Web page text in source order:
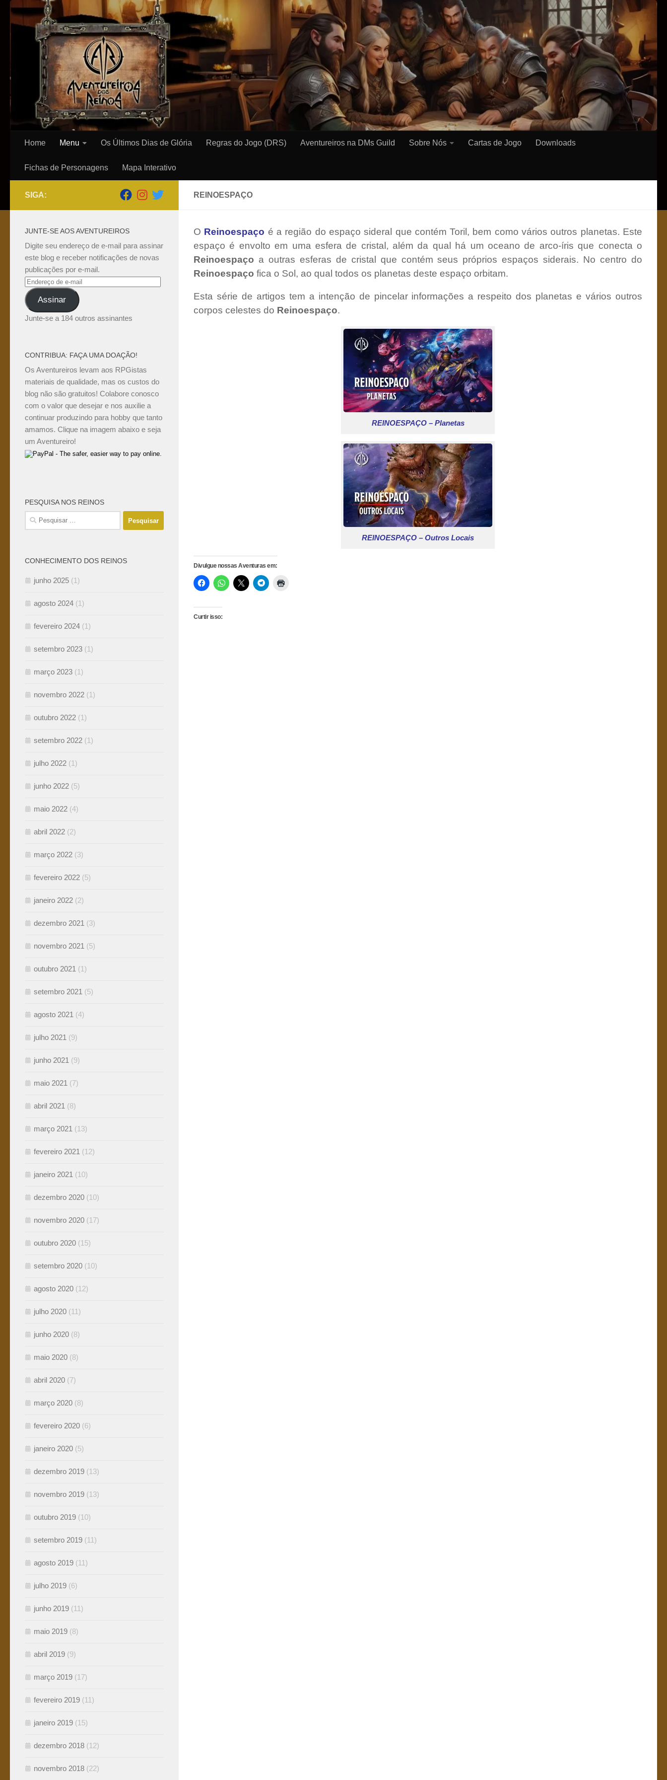
Skip to content
Home Menu Os Últimos Dias de Glória Regras do Jogo (DRS) Aventureiros na DMs Guild Sobre Nós Cartas de Jogo Downloads
Fichas de Personagens Mapa Interativo
REINOESPAÇO
O Reinoespaço é a região do espaço sideral que contém Toril, bem como vários outros planetas. Este
espaço é envolto em uma esfera de cristal, além da qual há um oceano de arco-íris que conecta o
Reinoespaço a outras esferas de cristal que contém seus próprios espaços siderais. No centro do
Reinoespaço fica o Sol, ao qual todos os planetas deste espaço orbitam.
Esta série de artigos tem a intenção de pincelar informações a respeito dos planetas e vários outros
corpos celestes do Reinoespaço.
REINOESPAÇO – Planetas
REINOESPAÇO – Outros Locais
Divulgue nossas Aventuras em:
Curtir isso:
SIGA:
JUNTE-SE AOS AVENTUREIROS
Digite seu endereço de e-mail para assinar
este blog e receber notificações de novas
publicações por e-mail.
Endereço
de
e-
mail
Assinar
Junte-se a 184 outros assinantes
CONTRIBUA: FAÇA UMA DOAÇÃO!
Os Aventureiros levam aos RPGistas
materiais de qualidade, mas os custos do
blog não são gratuitos! Colabore conosco
com o valor que desejar e nos auxilie a
continuar produzindo para hobby que tanto
amamos. Clique na imagem abaixo e seja
um Aventureiro!
PESQUISA NOS REINOS
Pesquisar
por:
CONHECIMENTO DOS REINOS
junho 2025 (1)
agosto 2024 (1)
fevereiro 2024 (1)
setembro 2023 (1)
março 2023 (1)
novembro 2022 (1)
outubro 2022 (1)
setembro 2022 (1)
julho 2022 (1)
junho 2022 (5)
maio 2022 (4)
abril 2022 (2)
março 2022 (3)
fevereiro 2022 (5)
janeiro 2022 (2)
dezembro 2021 (3)
novembro 2021 (5)
outubro 2021 (1)
setembro 2021 (5)
agosto 2021 (4)
julho 2021 (9)
junho 2021 (9)
maio 2021 (7)
abril 2021 (8)
março 2021 (13)
fevereiro 2021 (12)
janeiro 2021 (10)
dezembro 2020 (10)
novembro 2020 (17)
outubro 2020 (15)
setembro 2020 (10)
agosto 2020 (12)
julho 2020 (11)
junho 2020 (8)
maio 2020 (8)
abril 2020 (7)
março 2020 (8)
fevereiro 2020 (6)
janeiro 2020 (5)
dezembro 2019 (13)
novembro 2019 (13)
outubro 2019 (10)
setembro 2019 (11)
agosto 2019 (11)
julho 2019 (6)
junho 2019 (11)
maio 2019 (8)
abril 2019 (9)
março 2019 (17)
fevereiro 2019 (11)
janeiro 2019 (15)
dezembro 2018 (12)
novembro 2018 (22)